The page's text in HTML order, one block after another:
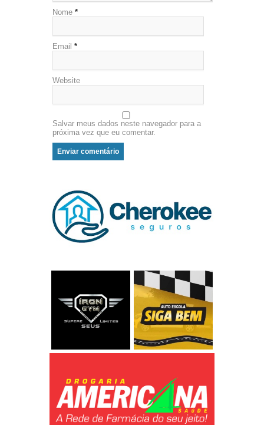
Nome *
Email *
Website
Salvar meus dados neste navegador para a
próxima vez que eu comentar.